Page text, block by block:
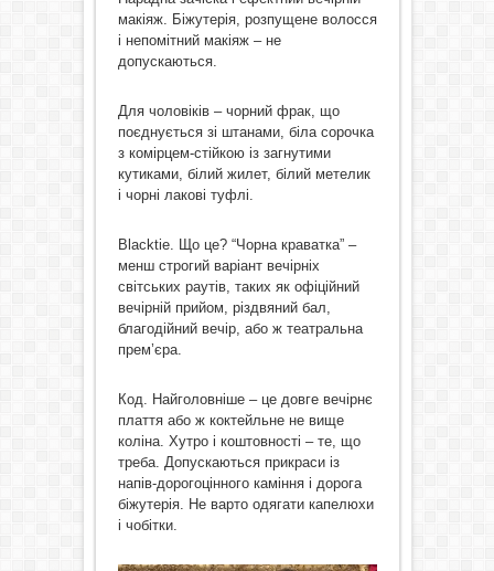
макіяж. Біжутерія, розпущене волосся
і непомітний макіяж – не
допускаються.
Для чоловіків – чорний фрак, що
поєднується зі штанами, біла сорочка
з комірцем-стійкою із загнутими
кутиками, білий жилет, білий метелик
і чорні лакові туфлі.
Blacktie. Що це? “Чорна краватка” –
менш строгий варіант вечірніх
світських раутів, таких як офіційний
вечірній прийом, різдвяний бал,
благодійний вечір, або ж театральна
прем’єра.
Код. Найголовніше – це довге вечірнє
плаття або ж коктейльне не вище
коліна. Хутро і коштовності – те, що
треба. Допускаються прикраси із
напів-дорогоцінного каміння і дорога
біжутерія. Не варто одягати капелюхи
і чобітки.